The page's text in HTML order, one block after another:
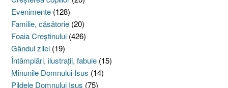
Evenimente (128)
Familie, căsătorie (20)
Foaia Creştinului (426)
Gândul zilei (19)
Întâmplări, ilustraţii, fabule (15)
Minunile Domnului Isus (14)
Pildele Domnului Isus (75)